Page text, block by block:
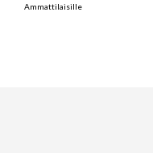
Ammattilaisille